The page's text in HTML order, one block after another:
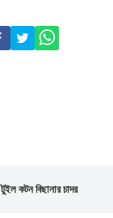
টুইল কটন বিছানার চাদর